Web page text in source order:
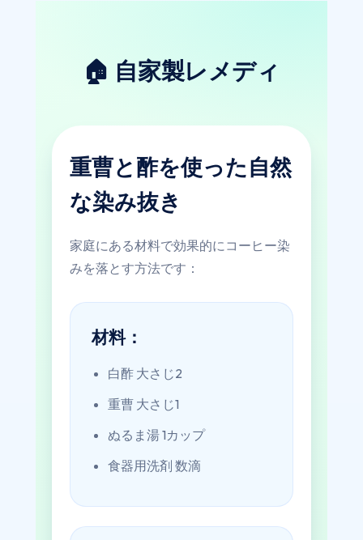
🏠 自家製レメディ
重曹と酢を使った自然
な染み抜き
家庭にある材料で効果的にコーヒー染
みを落とす方法です：
材料：
白酢 大さじ2
重曹 大さじ1
ぬるま湯 1カップ
食器用洗剤 数滴